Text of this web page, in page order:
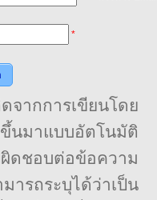
*
จากการเขียนโดย
าแบบอัตโนมัติ
ดชอบต่อข้อความ
รถระบุได้ว่าเป็น